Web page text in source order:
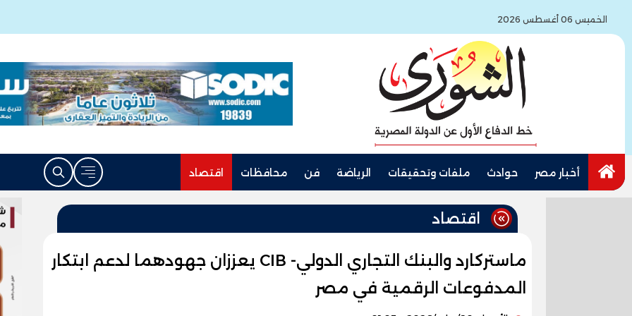
الخميس 06 أغسطس 2026
أخبار مصر حوادث ملفات وتحقيقات الرياضة فن محافظات اقتصاد
اقتصاد
ماستركارد والبنك التجاري الدولي- CIB يعززان جهودهما لدعم ابتكار
المدفوعات الرقمية في مصر